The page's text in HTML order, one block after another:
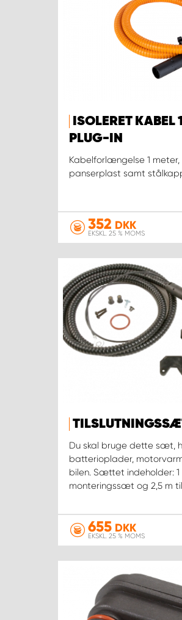
ISOLERET KABEL
PLUG-IN
Kabelforlængelse 1
panserplast samt
352 DKK
EKSKL. 25 % MOMS
Du skal bruge dette sæt,
batterioplader,
bilen. Sættet indeholder: 1
monteringssæt og 2,5 m
655 DKK
EKSKL. 25 % MOMS